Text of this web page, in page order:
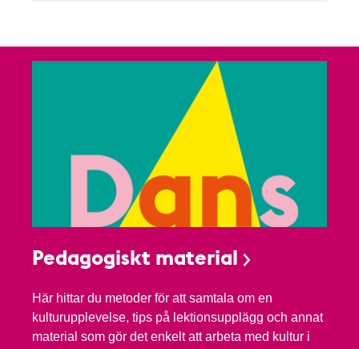
Pedagogiskt material
Här hittar du metoder för att samtala om en
kulturupplevelse, tips på lektionsupplägg och annat
material som gör det enkelt att arbeta med kultur i